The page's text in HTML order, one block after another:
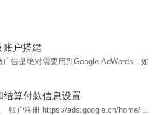
账户搭建
告是绝对需要用到Google AdWords，如
算付款信息设置
Google Ads account 一、 账户注册 https://ads.google.cn/home/ ...